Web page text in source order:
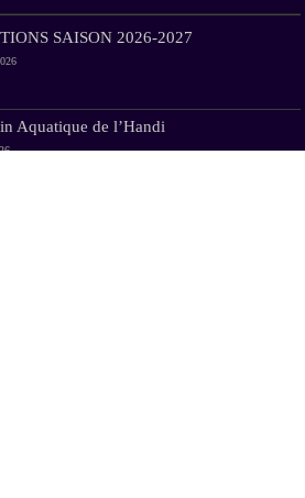
SAISON 2026-2027
Aquatique de l’Handi